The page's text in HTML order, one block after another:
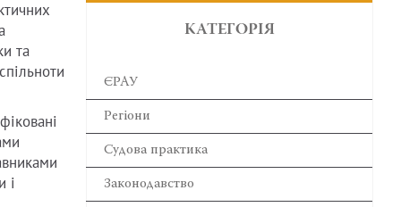
та
і
КАТЕГОРІЯ
ЄРАУ
Регіони
Cудова практика
Законодавство